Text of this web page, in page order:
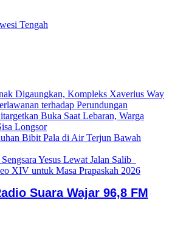
Tengah
Digaungkan, Kompleks Xaverius Way
terhadap Perundungan
Buka Saat Lebaran, Warga
Longsor
Bibit Pala di Air Terjun Bawah
Yesus Lewat Jalan Salib
XIV untuk Masa Prapaskah 2026
Suara Wajar 96,8 FM